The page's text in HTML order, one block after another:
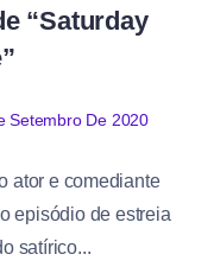
“Saturday
Setembro De 2020
ator e comediante
episódio de estreia
satírico...